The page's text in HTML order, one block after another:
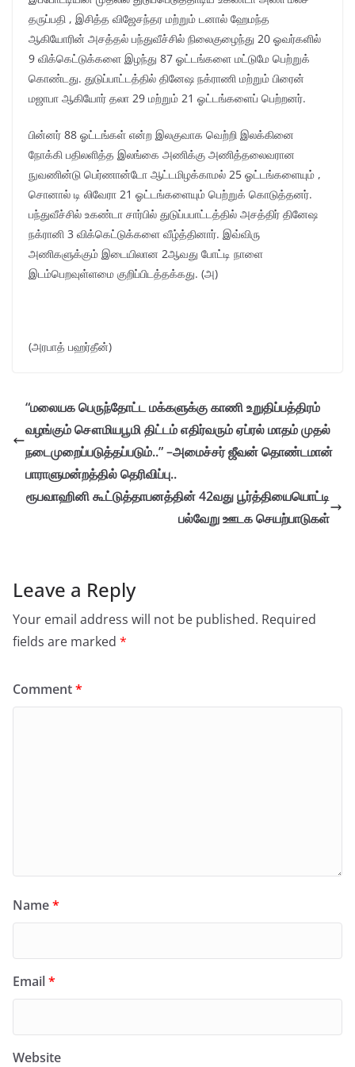
தருப்பதி , இசித்த விஜேசந்தர மற்றும் டனால் ஹேமந்த
ஆகியோரின் அசத்தல் பந்துவீச்சில் நிலைகுழைந்து 20 ஓவர்களில்
9 விக்கெட்டுக்களை இழந்து 87 ஓட்டங்களை மட்டுமே பெற்றுக்
கொண்டது. துடுப்பாட்டத்தில் தினேஷ நக்ராணி மற்றும் பிரைன்
மஜாபா ஆகியோர் தலா 29 மற்றும் 21 ஓட்டங்களைப் பெற்றனர்.
பின்னர் 88 ஓட்டங்கள் என்ற இலகுவாக வெற்றி இலக்கினை
நோக்கி பதிலளித்த இலங்கை அணிக்கு அணித்தலைவரான
நுவணின்டு பெர்ணான்டோ ஆட்டமிழக்காமல் 25 ஓட்டங்களையும் ,
சொனால் டி லிவேரா 21 ஓட்டங்களையும் பெற்றுக் கொடுத்தனர்.
பந்துவீச்சில் உகண்டா சார்பில் துடுப்பபாட்டத்தில் அசத்திர் தினேஷ
நக்ரானி 3 விக்கெட்டுக்களை வீழ்த்தினார். இவ்விரு
அணிகளுக்கும் இடையிலான 2ஆவது போட்டி நாளை
இடம்பெறவுள்ளமை குறிப்பிடத்தக்கது. (அ)
(அரபாத் பஹர்தீன்)
“மலையக பெருந்தோட்ட மக்களுக்கு காணி உறுதிப்பத்திரம்
வழங்கும் சௌமியபூமி திட்டம் எதிர்வரும் ஏப்ரல் மாதம் முதல்
நடைமுறைப்படுத்தப்படும்..” –அமைச்சர் ஜீவன் தொண்டமான்
பாராளுமன்றத்தில் தெரிவிப்பு..
ரூபவாஹினி கூட்டுத்தாபனத்தின் 42வது பூர்த்தியையொட்டி
பல்வேறு ஊடக செயற்பாடுகள்
Leave a Reply
Your email address will not be published. Required
fields are marked *
Comment*
Name*
Email*
Website